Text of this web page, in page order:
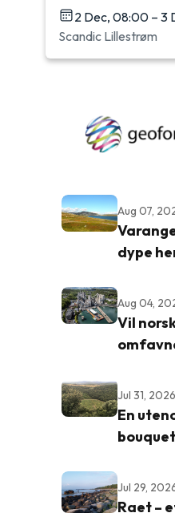
2 Dec, 08:00 – 3
Scandic Lillestrøm
Aug 07,
dype
Aug 04,
Vil
Jul 31, 2026
En
bouquet
Jul 29,
Raet –